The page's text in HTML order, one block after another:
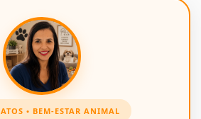
• BEM-ESTAR ANIMAL